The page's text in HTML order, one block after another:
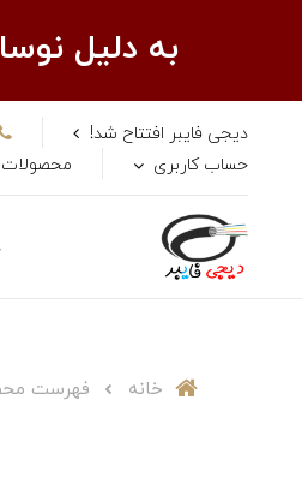
به دلیل
دیجی فایبر افتتاح شد!
حساب کاربری
محصولات
خانه فهرست